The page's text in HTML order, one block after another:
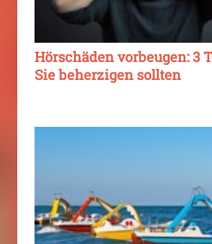
Hörschäden vorbeugen: 3
Sie beherzigen sollten